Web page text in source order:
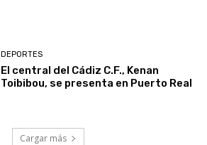
DEPORTES
El central del Cádiz C.F., Kenan
Toibibou, se presenta en Puerto Real
Cargar más